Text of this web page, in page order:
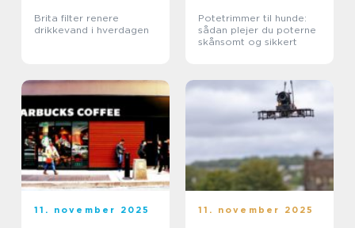
Brita filter renere
drikkevand i hverdagen
Potetrimmer til hunde:
sådan plejer du poterne
skånsomt og sikkert
11. november 2025 11. november 2025